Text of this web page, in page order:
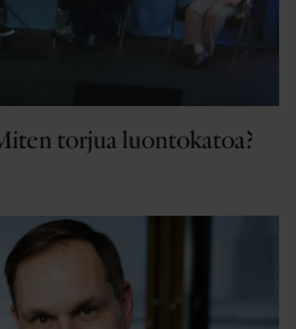
torjua luontokatoa?